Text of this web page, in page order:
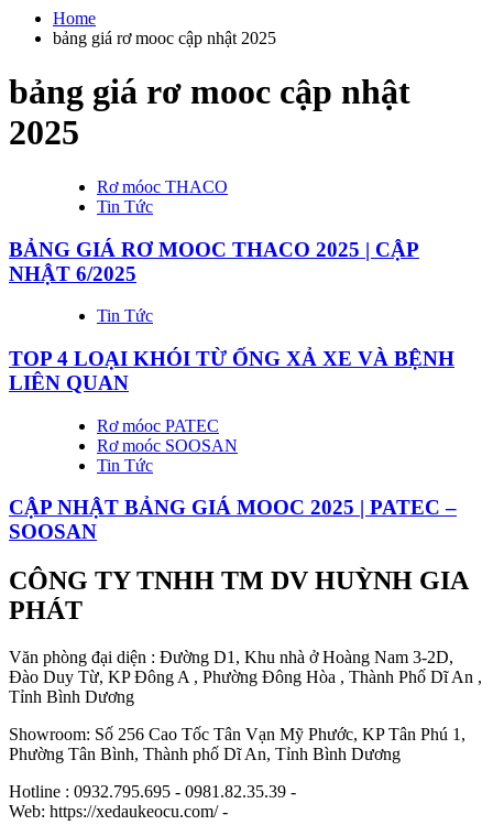
Home
bảng giá rơ mooc cập nhật 2025
bảng giá rơ mooc cập nhật
2025
Rơ móoc THACO
Tin Tức
BẢNG GIÁ RƠ MOOC THACO 2025 | CẬP
NHẬT 6/2025
Tin Tức
TOP 4 LOẠI KHÓI TỪ ỐNG XẢ XE VÀ BỆNH
LIÊN QUAN
Rơ móoc PATEC
Rơ moóc SOOSAN
Tin Tức
CẬP NHẬT BẢNG GIÁ MOOC 2025 | PATEC –
SOOSAN
CÔNG TY TNHH TM DV HUỲNH GIA
PHÁT
Văn phòng đại diện : Đường D1, Khu nhà ở Hoàng Nam 3-2D,
Đào Duy Từ, KP Đông A , Phường Đông Hòa , Thành Phố Dĩ An ,
Tỉnh Bình Dương
Showroom: Số 256 Cao Tốc Tân Vạn Mỹ Phước, KP Tân Phú 1,
Phường Tân Bình, Thành phố Dĩ An, Tỉnh Bình Dương
Hotline : 0932.795.695 - 0981.82.35.39 -
Web: https://xedaukeocu.com/ -